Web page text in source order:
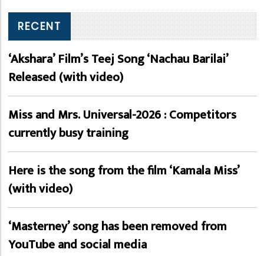
RECENT
‘Akshara’ Film’s Teej Song ‘Nachau Barilai’
Released (with video)
Miss and Mrs. Universal-2026 : Competitors
currently busy training
Here is the song from the film ‘Kamala Miss’
(with video)
‘Masterney’ song has been removed from
YouTube and social media